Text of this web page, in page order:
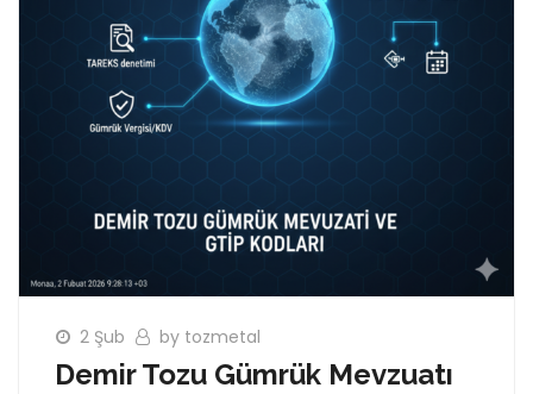
2 Şub by tozmetal
Demir Tozu Gümrük Mevzuatı